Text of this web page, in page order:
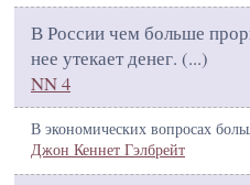
В России чем больше
нее утекает денег. (...)
NN 4
В экономических вопросах
Джон Кеннет Гэлбрейт